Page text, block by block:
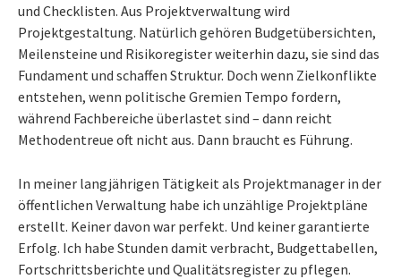
und Checklisten. Aus Projektverwaltung wird
Projektgestaltung. Natürlich gehören Budgetübersichten,
Meilensteine und Risikoregister weiterhin dazu, sie sind das
Fundament und schaffen Struktur. Doch wenn Zielkonflikte
entstehen, wenn politische Gremien Tempo fordern,
während Fachbereiche überlastet sind – dann reicht
Methodentreue oft nicht aus. Dann braucht es Führung.
In meiner langjährigen Tätigkeit als Projektmanager in der
öffentlichen Verwaltung habe ich unzählige Projektpläne
erstellt. Keiner davon war perfekt. Und keiner garantierte
Erfolg. Ich habe Stunden damit verbracht, Budgettabellen,
Fortschrittsberichte und Qualitätsregister zu pflegen.